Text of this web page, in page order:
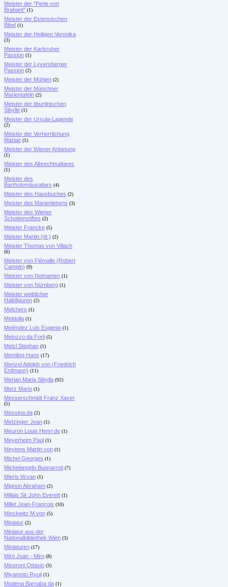
Meister der "Perle von
Brabant" (1)
Meister der Estensischen
Bibel (1)
Meister der Heiligen Veronika
(3)
Meister der Karlsruher
Passion (1)
Meister der Lyversberger
Passion (2)
Meister der Mühlen (2)
Meister der Münchner
Marientafeln (2)
Meister der tiburtinischen
Sibylle (1)
Meister der Ursula-Lagende
(2)
Meister der Verherrlichung
Mariae (1)
Meister der Wiener Anbetung
(1)
Meister des Albrechtsaltares
(1)
Meister des
Bartholomäusaltars (4)
Meister des Hausbuches (2)
Meister des Marienlebens (3)
Meister des Wiener
Schottenstiftes (2)
Meister Francke (5)
Meister Martin (dt.) (2)
Meister Thomas von Villach
(6)
Meister von Flémalle (Robert
Campin) (9)
Meister von Notnamen (1)
Meister von Nürnberg (1)
Meister weiblicher
Halbfiguren (2)
Melchers (1)
Meldolla (1)
Meléndez Luis Eugenio (1)
Melozzo da Forli (5)
Melzl Stephan (1)
Memling Hans (17)
Menzel Adolph von (Friedrich
Erdmann) (11)
Merian Maria Sibylla (92)
Merz Mario (1)
Messerschmidt Franz Xaver
(5)
Messina da (2)
Metzinger Jean (1)
Meuron Louis Henri de (1)
Meyerheim Paul (1)
Meytens Martin von (1)
Michel Georges (1)
Michelangelo Buonarroti (7)
Mieris W.van (1)
Mignon Abraham (2)
Millais Sir John Everett (1)
Millet Jean-François (10)
Minckwitz M.von (5)
Miniatur (2)
Miniatur aus der
Nationalbibliothek Wien (3)
Miniaturen (17)
Miró Joan - Miro (8)
Miseroni Ottavio (3)
Miyamoto Ryuji (1)
Modena Barnaba da (1)